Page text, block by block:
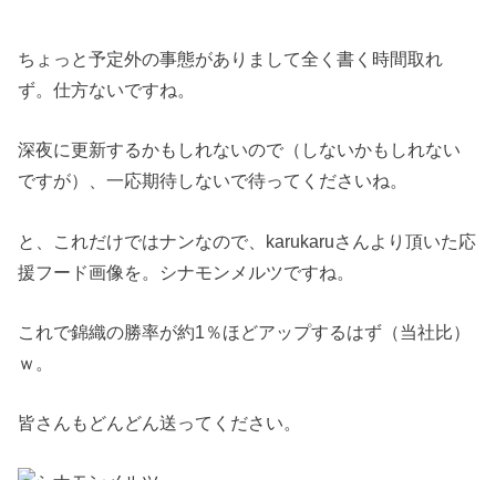
ちょっと予定外の事態がありまして全く書く時間取れ
ず。仕方ないですね。
深夜に更新するかもしれないので（しないかもしれない
ですが）、一応期待しないで待ってくださいね。
と、これだけではナンなので、karukaruさんより頂いた応
援フード画像を。シナモンメルツですね。
これで錦織の勝率が約1％ほどアップするはず（当社比）
ｗ。
皆さんもどんどん送ってください。